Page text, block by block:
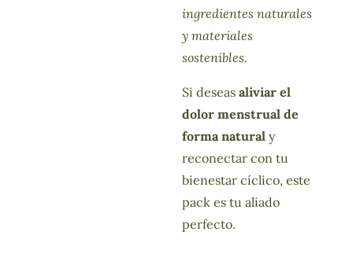
ingredientes naturales
y materiales
sostenibles.
Si deseasaliviar el
dolor menstrual de
forma natural y
reconectar con tu
bienestar cíclico, este
pack es tu aliado
perfecto.